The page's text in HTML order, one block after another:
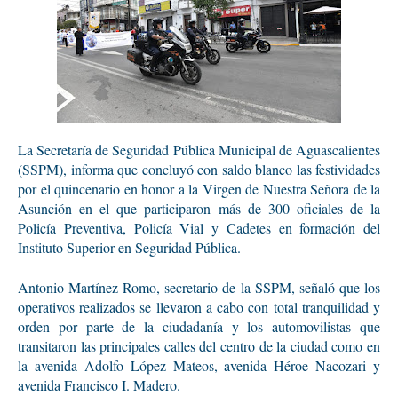
La Secretaría de Seguridad Pública Municipal de Aguascalientes
(SSPM), informa que concluyó con saldo blanco las festividades
por el quincenario en honor a la Virgen de Nuestra Señora de la
Asunción en el que participaron más de 300 oficiales de la
Policía Preventiva, Policía Vial y Cadetes en formación del
Instituto Superior en Seguridad Pública.
Antonio Martínez Romo, secretario de la SSPM, señaló que los
operativos realizados se llevaron a cabo con total tranquilidad y
orden por parte de la ciudadanía y los automovilistas que
transitaron las principales calles del centro de la ciudad como en
la avenida Adolfo López Mateos, avenida Héroe Nacozari y
avenida Francisco I. Madero.